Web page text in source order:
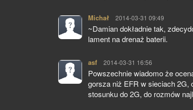
Michał pisze:
2014-03-31 09:49
~Damian dokładnie tak,
lament na drenaż baterii.
asf pisze:
2014-03-31 16:56
Powszechnie wiadomo że
gorsza niż EFR w sieciach
stosunku do 2G, do rozmów